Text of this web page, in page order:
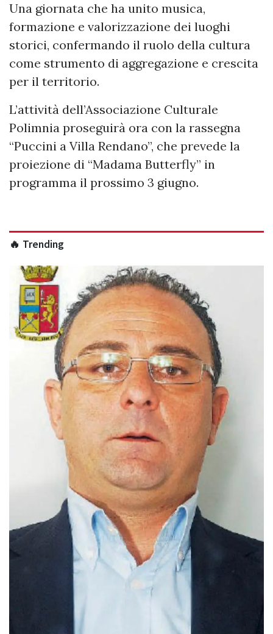
Una giornata che ha unito musica,
formazione e valorizzazione dei luoghi
storici, confermando il ruolo della cultura
come strumento di aggregazione e crescita
per il territorio.
L’attività dell’Associazione Culturale
Polimnia proseguirà ora con la rassegna
“Puccini a Villa Rendano”, che prevede la
proiezione di “Madama Butterfly” in
programma il prossimo 3 giugno.
🔥 Trending